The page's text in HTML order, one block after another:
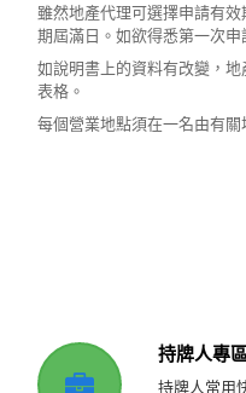
雖然地產代理可選擇申請有
期屆滿日。如欲得悉第一次
如說明書上的資料有改變，
表格。
每個營業地點須在一名由有
持牌人專
持牌人常用